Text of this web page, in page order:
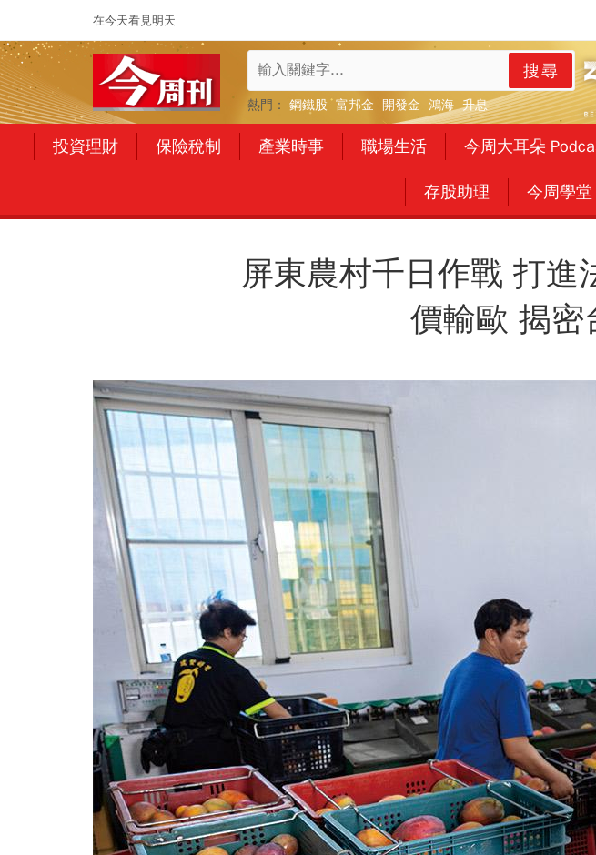
在今天看見明天
搜尋
熱門： 鋼鐵股 富邦金 開發金 鴻海 升息
投資理財 保險稅制 產業時事 職場生活 今周大耳朵
存股助理 今周學堂
屏東農村千日作戰 打進
價輸歐 揭密